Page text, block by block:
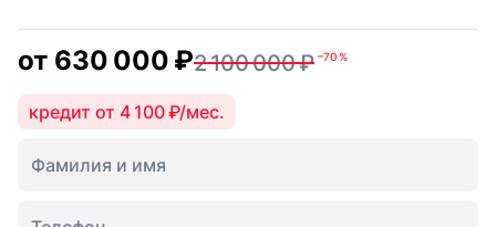
от 630 000 ₽2 100 000 ₽ –70 %
кредит от 4 100 ₽/мес.